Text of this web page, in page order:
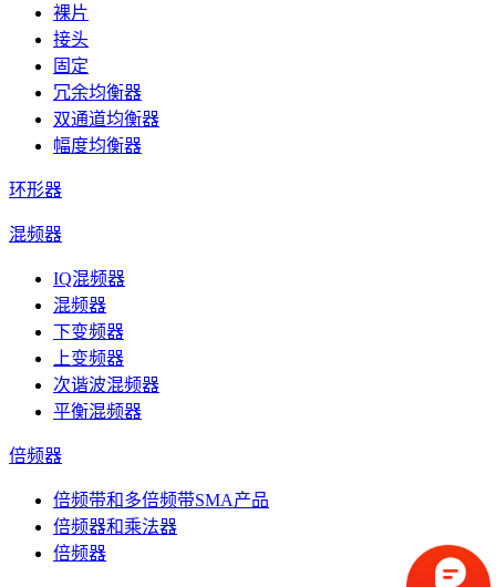
裸片
接头
固定
冗余均衡器
双通道均衡器
幅度均衡器
环形器
混频器
IQ混频器
混频器
下变频器
上变频器
次谐波混频器
平衡混频器
倍频器
倍频带和多倍频带SMA产品
倍频器和乘法器
倍频器